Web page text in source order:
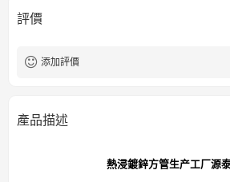
最小起訂量
標準
長度
認證
產地
評價
添加評價
產品描述
熱浸鍍鋅方管生产工厂源